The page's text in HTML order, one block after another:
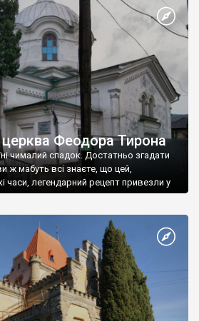
Феодора Тирона
чималий спадок. Достатньо згадати
ж мабуть всі знаєте, що цей,
часи, легендарний рецепт привезли у